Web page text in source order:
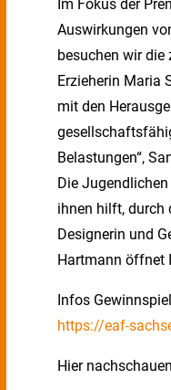
Im Fokus der
Auswirkungen
besuchen wir
Erzieherin Maria
mit den
Belastungen“,
Die
ihnen hilft, durch
Designerin und
Hartmann öffnet
Infos
https://eaf-
Hier